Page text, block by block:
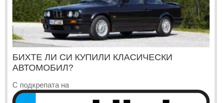
БИХТЕ ЛИ СИ КУПИЛИ КЛАСИЧЕСКИ
АВТОМОБИЛ?
С подкрепата на